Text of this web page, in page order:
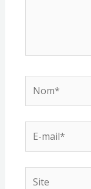
mail*